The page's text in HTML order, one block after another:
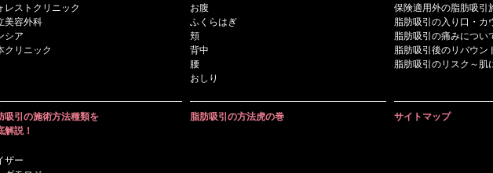
レストクリニック
美容外科
シア
クリニック
お腹
ふくらはぎ
頬
背中
腰
おしり
保険適用外の脂肪吸引
脂肪吸引の入り口・カ
脂肪吸引の痛みについ
脂肪吸引後のリバウン
脂肪吸引のリスク～肌
吸引の施術方法種類を
解説！
ザー
脂肪吸引の方法虎の巻 サイトマップ